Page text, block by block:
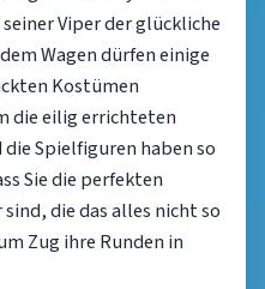
Viper der glückliche
Wagen dürfen einige
Kostümen
die eilig errichteten
Spielfiguren haben so
Sie die perfekten
die das alles nicht so
Zug ihre Runden in